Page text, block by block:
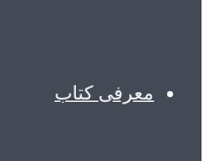
معرفی کتاب